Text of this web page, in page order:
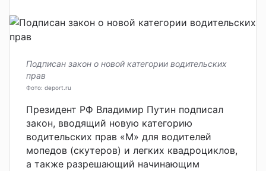
Подписан закон о новой категории водительских
прав
Фото: deport.ru
Президент РФ Владимир Путин подписал
закон, вводящий новую категорию
водительских прав «М» для водителей
мопедов (скутеров) и легких квадроциклов,
а также разрешающий начинающим